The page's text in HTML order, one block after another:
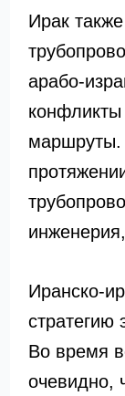
Ирак
арабо-
конфликты
маршруты.
Иранско-
стратегию
Во время
очевидно,